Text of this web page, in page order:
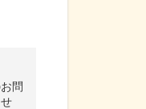
問